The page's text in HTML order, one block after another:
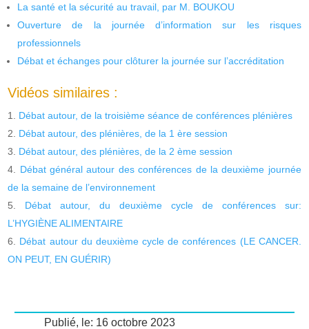
La santé et la sécurité au travail, par M. BOUKOU
Ouverture de la journée d’information sur les risques
professionnels
Débat et échanges pour clôturer la journée sur l’accréditation
Vidéos similaires :
Débat autour, de la troisième séance de conférences plénières
Débat autour, des plénières, de la 1 ère session
Débat autour, des plénières, de la 2 ème session
Débat général autour des conférences de la deuxième journée
de la semaine de l’environnement
Débat autour, du deuxième cycle de conférences sur:
L’HYGIÈNE ALIMENTAIRE
Débat autour du deuxième cycle de conférences (LE CANCER.
ON PEUT, EN GUÉRIR)
Publié, le: 16 octobre 2023